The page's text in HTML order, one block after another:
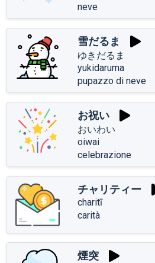
neve
雪だるま
ゆきだるま
yukidaruma
pupazzo di neve
お祝い
おいわい
oiwai
celebrazione
チャリティー
charitī
carità
煙突